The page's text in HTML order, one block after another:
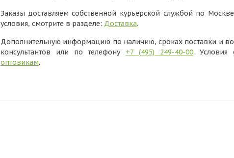
Заказы доставляем собственной курьерской службой по
условия, смотрите в разделе: Доставка.
Дополнительную информацию по наличию, сроках поставки и
консультантов или по телефону +7 (495) 249-40-00. Условия
оптовикам.